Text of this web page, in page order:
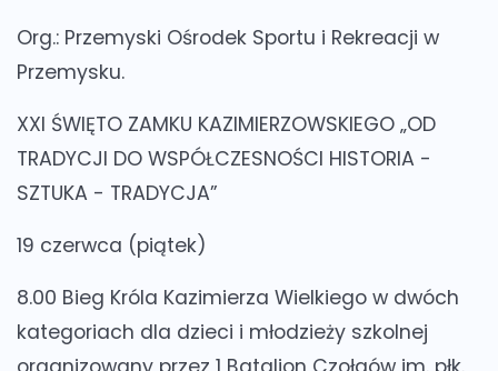
Org.: Przemyski Ośrodek Sportu i Rekreacji w
Przemysku.
XXI ŚWIĘTO ZAMKU KAZIMIERZOWSKIEGO „OD
TRADYCJI DO WSPÓŁCZESNOŚCI HISTORIA -
SZTUKA - TRADYCJA”
19 czerwca (piątek)
8.00 Bieg Króla Kazimierza Wielkiego w dwóch
kategoriach dla dzieci i młodzieży szkolnej